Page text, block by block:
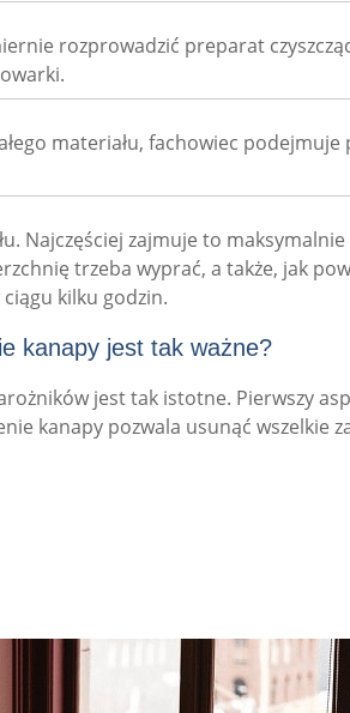
rozprowadzić preparat
materiału, fachowiec
Najczęściej zajmuje to
trzeba wyprać, a także, jak
kilku godzin.
kanapy jest tak ważne?
jest tak istotne. Pierwszy
kanapy pozwala usunąć wszelkie